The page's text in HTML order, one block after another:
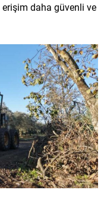
daha güvenli ve